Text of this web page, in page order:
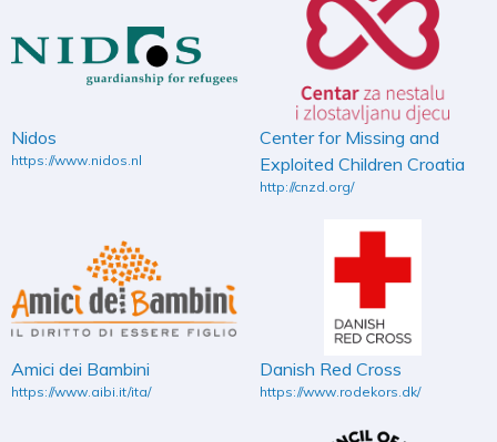
Nidos
https://www.nidos.nl
Center for Missing and
Exploited Children Croatia
http://cnzd.org/
Amici dei Bambini
https://www.aibi.it/ita/
Danish Red Cross
https://www.rodekors.dk/